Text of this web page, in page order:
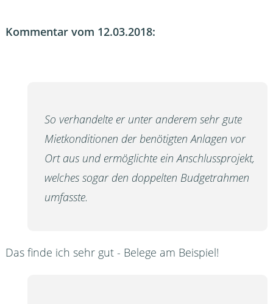
Kommentar vom 12.03.2018:
So verhandelte er unter anderem sehr gute
Mietkonditionen der benötigten Anlagen vor
Ort aus und ermöglichte ein Anschlussprojekt,
welches sogar den doppelten Budgetrahmen
umfasste.
Das finde ich sehr gut - Belege am Beispiel!